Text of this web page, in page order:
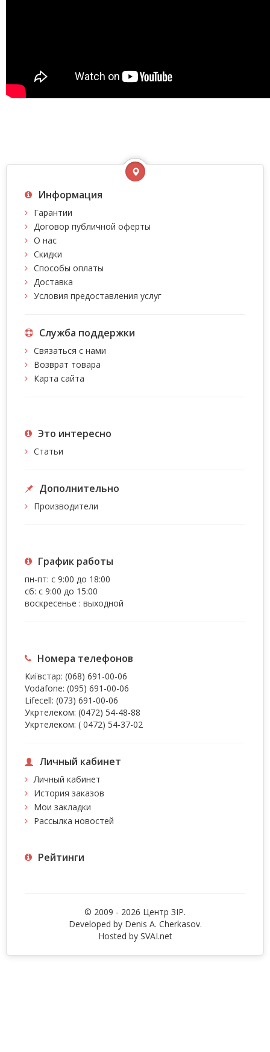
Информация
Гарантии
Договор публичной оферты
О нас
Скидки
Способы оплаты
Доставка
Условия предоставления услуг
Служба поддержки
Связаться с нами
Возврат товара
Карта сайта
Это интересно
Статьи
Дополнительно
Производители
График работы
пн-пт: с 9:00 до 18:00
сб: с 9:00 до 15:00
воскресенье : выходной
Номера телефонов
Київстар: (068) 691-00-06
Vodafone: (095) 691-00-06
Lifecell: (073) 691-00-06
Укртелеком: (0472) 54-48-88
Укртелеком: ( 0472) 54-37-02
Личный кабинет
Личный кабинет
История заказов
Мои закладки
Рассылка новостей
Рейтинги
© 2009 - 2026 Центр ЗIР.
Developed by Denis A. Cherkasov.
Hosted by SVAI.net